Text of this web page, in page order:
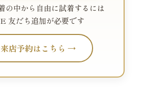
の中から自由に試着するには
友だち追加が必要です
来店予約はこちら →